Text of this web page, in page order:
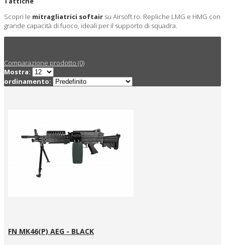
Scopri le mitragliatrici softair su Airsoft.ro. Repliche LMG e HMG con
grande capacità di fuoco, ideali per il supporto di squadra.
Comparazione prodotto (0)
Mostra:
ordinamento:
FN MK46(P) AEG - BLACK